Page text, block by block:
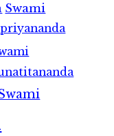
Swami